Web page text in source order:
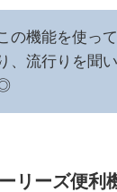
の機能を使っ
、流行りを聞
リーズ便